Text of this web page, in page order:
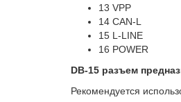
13 VPP
14 CAN-L
15 L-LINE
16 POWER
DB-15 разъем
Рекомендуется